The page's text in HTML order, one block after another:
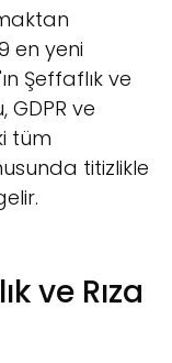
en yeni
Şeffaflık ve
GDPR ve
tüm
titizlikle
ve Rıza